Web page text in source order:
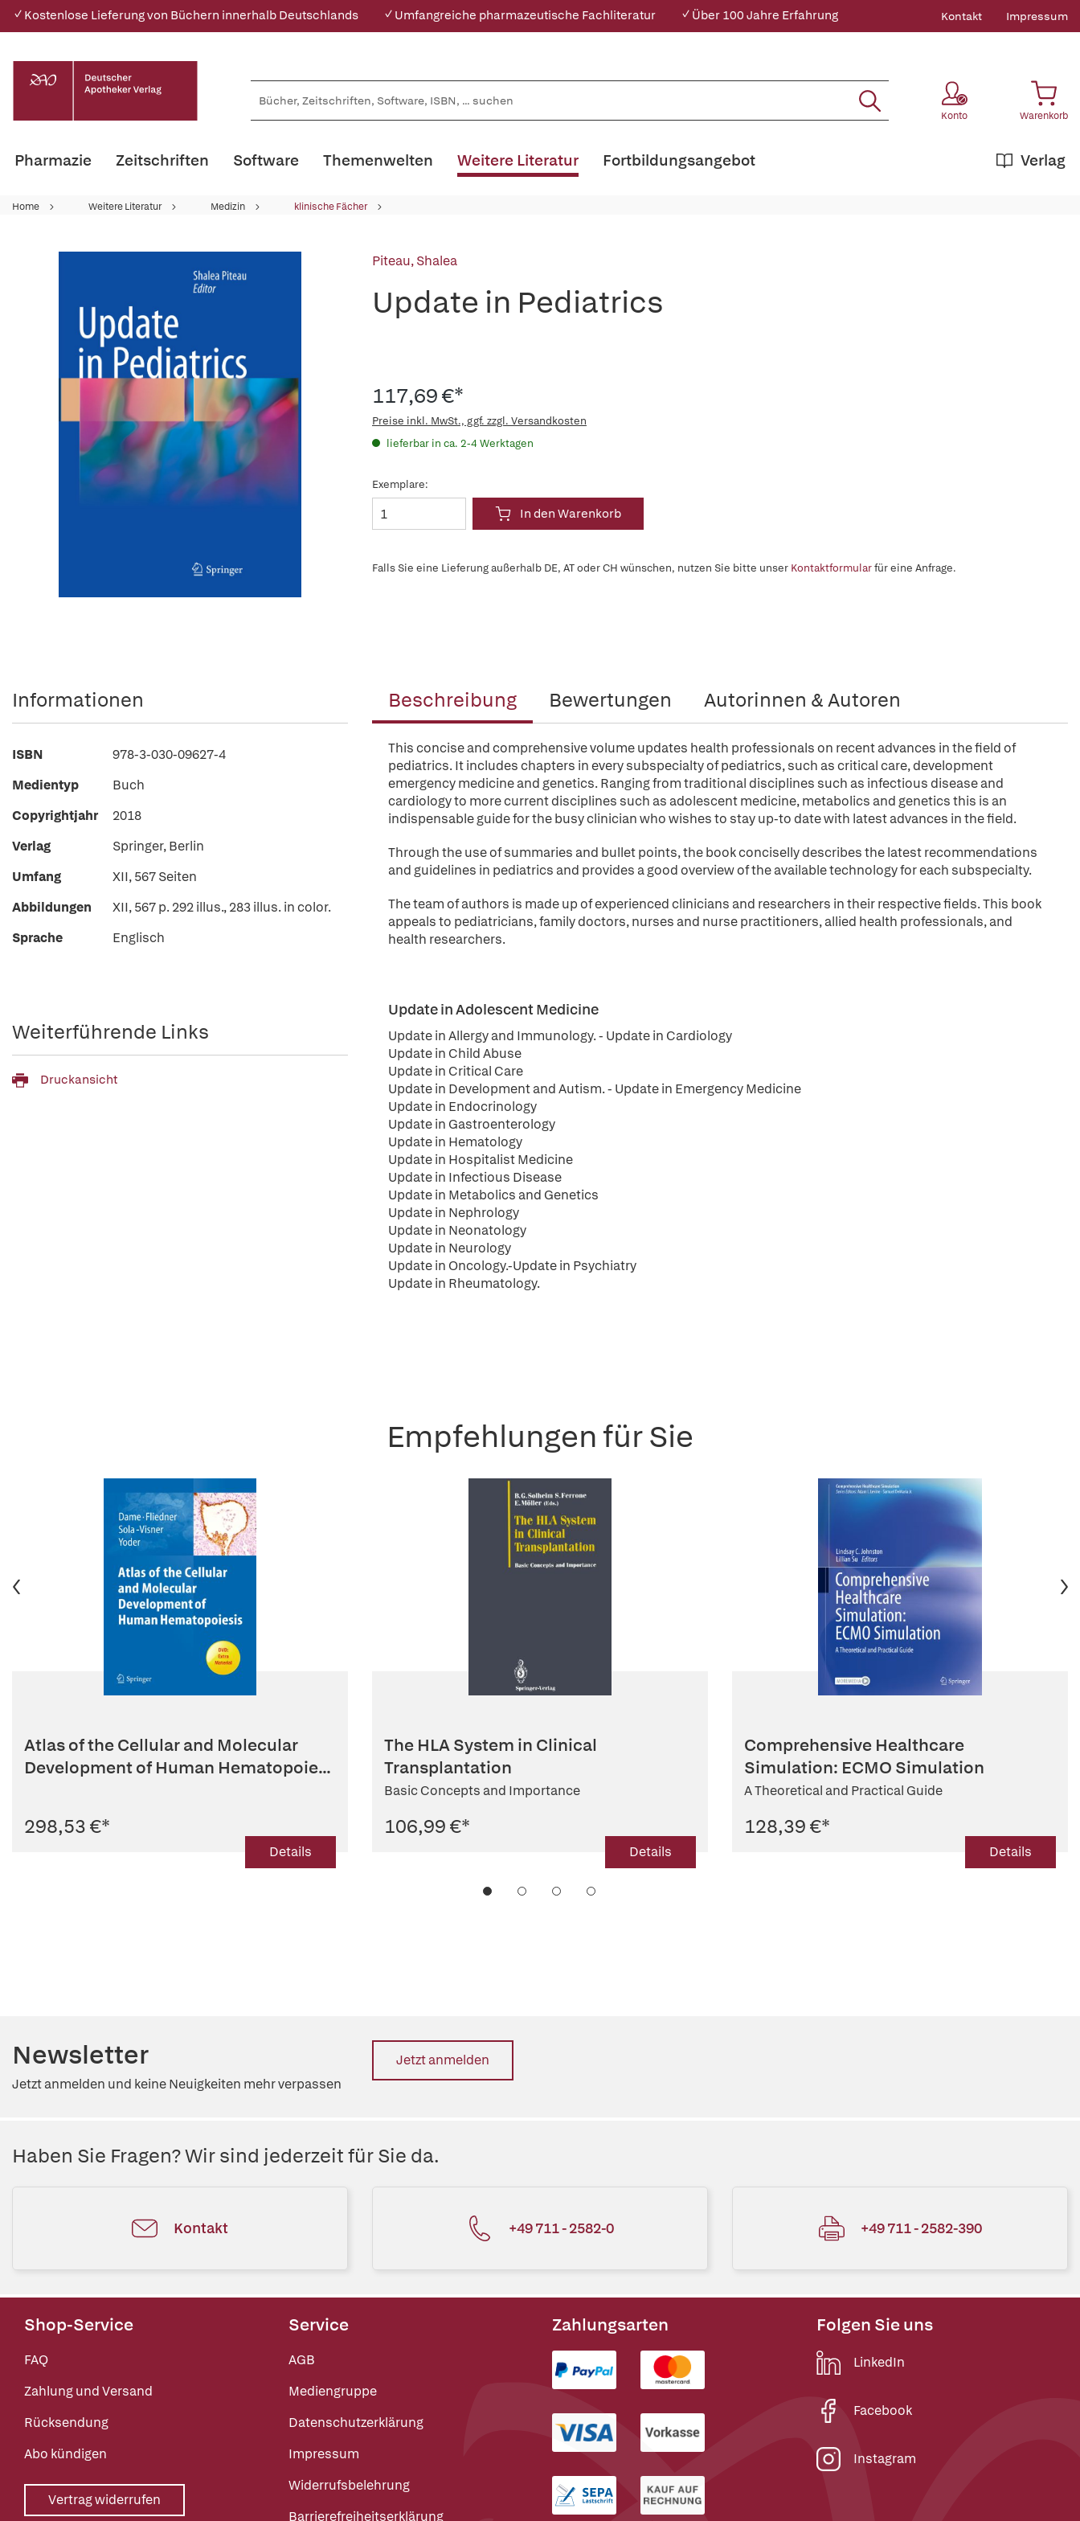
✓ Kostenlose Lieferung von Büchern innerhalb Deutschlands ✓ Umfangreiche pharmazeutische Fachliteratur ✓ Über 100 Jahre Erfahrung Kontakt Impressum
Konto Warenkorb
Pharmazie Zeitschriften Software Themenwelten Weitere Literatur Verlag
Fortbildungsangebot
Home Weitere Literatur Medizin klinische Fächer
Piteau, Shalea
Update in Pediatrics
117,69 €*
Preise inkl. MwSt., ggf. zzgl. Versandkosten
lieferbar in ca. 2-4 Werktagen
Exemplare:
In den Warenkorb
Falls Sie eine Lieferung außerhalb DE, AT oder CH wünschen, nutzen Sie bitte unser Kontaktformularfür eine Anfrage.
Beschreibung Bewertungen Autorinnen & Autoren
This concise and comprehensive volume updates health professionals on recent advances in the field of
pediatrics. It includes chapters in every subspecialty of pediatrics, such as critical care, development
emergency medicine and genetics. Ranging from traditional disciplines such as infectious disease and
cardiology to more current disciplines such as adolescent medicine, metabolics and genetics this is an
indispensable guide for the busy clinician who wishes to stay up-to date with latest advances in the field.
Through the use of summaries and bullet points, the book conciselly describes the latest recommendations
and guidelines in pediatrics and provides a good overview of the available technology for each subspecialty.
The team of authors is made up of experienced clinicians and researchers in their respective fields. This book
appeals to pediatricians, family doctors, nurses and nurse practitioners, allied health professionals, and
health researchers.
Update in Adolescent Medicine
Update in Allergy and Immunology. - Update in Cardiology
Update in Child Abuse
Update in Critical Care
Update in Development and Autism. - Update in Emergency Medicine
Update in Endocrinology
Update in Gastroenterology
Update in Hematology
Update in Hospitalist Medicine
Update in Infectious Disease
Update in Metabolics and Genetics
Update in Nephrology
Update in Neonatology
Update in Neurology
Update in Oncology.-Update in Psychiatry
Update in Rheumatology.
Informationen
ISBN
978-3-030-09627-4
Medientyp
Buch
Copyrightjahr
2018
Verlag
Springer, Berlin
Umfang
XII, 567 Seiten
Abbildungen
XII, 567 p. 292 illus., 283 illus. in color.
Sprache
Englisch
Weiterführende Links
Druckansicht
Empfehlungen für Sie
Atlas of the Cellular and Molecular
Development of Human Hematopoie...
298,53 €*
Details
The HLA System in Clinical
Transplantation
Basic Concepts and Importance
106,99 €*
Details
Comprehensive Healthcare
Simulation: ECMO Simulation
A Theoretical and Practical Guide
128,39 €*
Details
Newsletter
Jetzt anmelden und keine Neuigkeiten mehr verpassen
Jetzt anmelden
Haben Sie Fragen? Wir sind jederzeit für Sie da.
Kontakt +49 711 - 2582-0 +49 711 - 2582-390
Shop-Service
FAQ
Zahlung und Versand
Rücksendung
Abo kündigen
Vertrag widerrufen
Service
AGB
Mediengruppe
Datenschutzerklärung
Impressum
Widerrufsbelehrung
Barrierefreiheitserklärung
Zahlungsarten Folgen Sie uns
LinkedIn
Facebook
Instagram